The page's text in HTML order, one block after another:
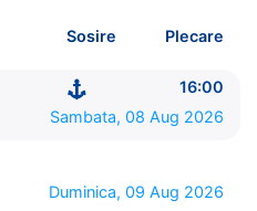
din Miami, Florida, SUA
Sosire Plecare
16:00
Sambata, 08 Aug 2026
Duminica, 09 Aug 2026